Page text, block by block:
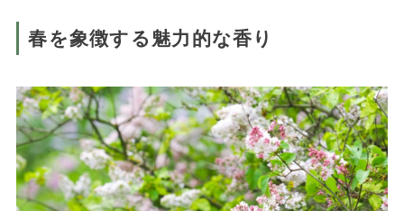
春を象徴する魅力的な香り